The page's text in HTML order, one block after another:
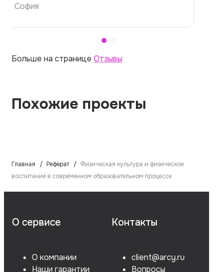
Алина
Больше на странице Отзывы
Похожие проекты
Главная Реферат
Физическая культура и физическое
воспитание в современном образовательном процессе
О сервисе
О компании
Наши гарантии
Контакты
client@arcy.ru
Вопросы